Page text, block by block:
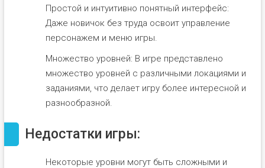
Простой и интуитивно понятный интерфейс:
Даже новичок без труда освоит управление
персонажем и меню игры.
Множество уровней: В игре представлено
множество уровней с различными локациями и
заданиями, что делает игру более интересной и
разнообразной.
Недостатки игры:
Некоторые уровни могут быть сложными и